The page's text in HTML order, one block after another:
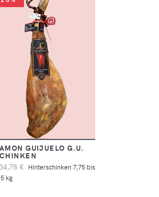
GUIJUELO G.U.
€ Hinterschinken 7,75 bis
kg